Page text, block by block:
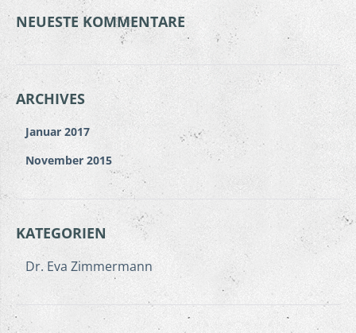
NEUESTE KOMMENTARE
ARCHIVES
Januar 2017
November 2015
KATEGORIEN
Dr. Eva Zimmermann